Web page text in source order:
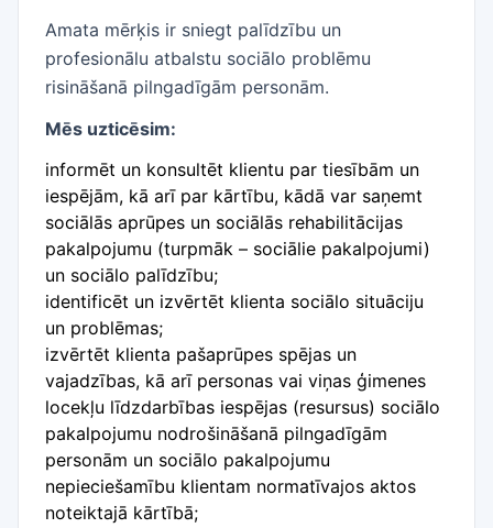
Amata mērķis ir sniegt palīdzību un
profesionālu atbalstu sociālo problēmu
risināšanā pilngadīgām personām.
Mēs uzticēsim:
informēt un konsultēt klientu par tiesībām un
iespējām, kā arī par kārtību, kādā var saņemt
sociālās aprūpes un sociālās rehabilitācijas
pakalpojumu (turpmāk – sociālie pakalpojumi)
un sociālo palīdzību;
identificēt un izvērtēt klienta sociālo situāciju
un problēmas;
izvērtēt klienta pašaprūpes spējas un
vajadzības, kā arī personas vai viņas ģimenes
locekļu līdzdarbības iespējas (resursus) sociālo
pakalpojumu nodrošināšanā pilngadīgām
personām un sociālo pakalpojumu
nepieciešamību klientam normatīvajos aktos
noteiktajā kārtībā;